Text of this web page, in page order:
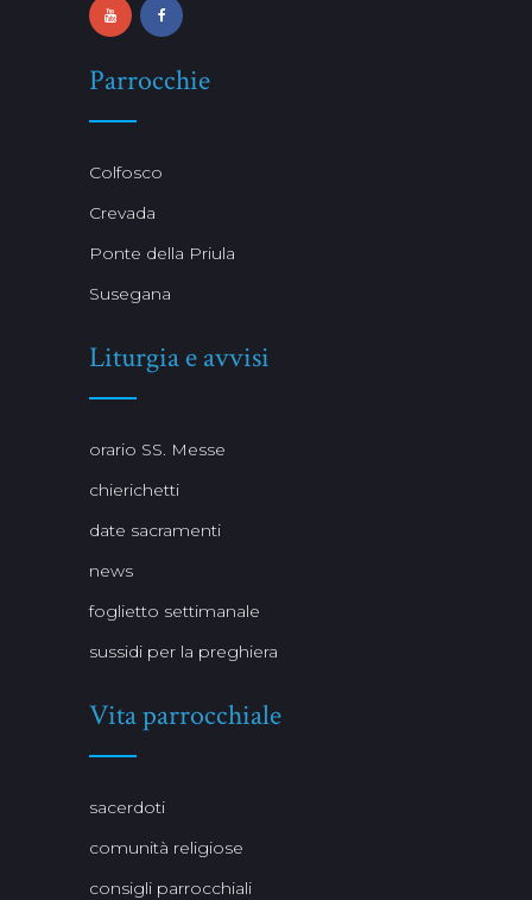
Parrocchie
Colfosco
Crevada
Ponte della Priula
Susegana
Liturgia e avvisi
orario SS. Messe
chierichetti
date sacramenti
news
foglietto settimanale
sussidi per la preghiera
Vita parrocchiale
sacerdoti
comunità religiose
consigli parrocchiali